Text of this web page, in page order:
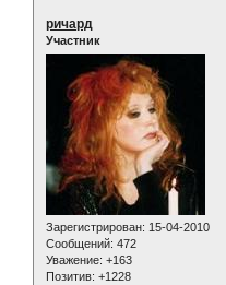
ричард
Участник
Зарегистрирован: 15-04-2010
Сообщений: 472
Уважение: +163
Позитив: +1228